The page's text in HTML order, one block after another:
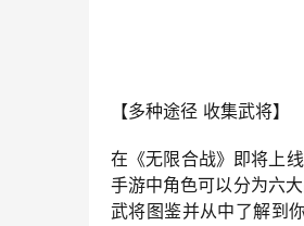
【多种途径 收集武将】
在《无限合战》即将上
手游中角色可以分为六
武将图鉴并从中了解到